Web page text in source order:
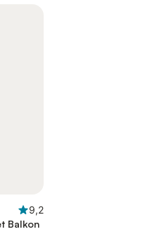
9,2
Balkon